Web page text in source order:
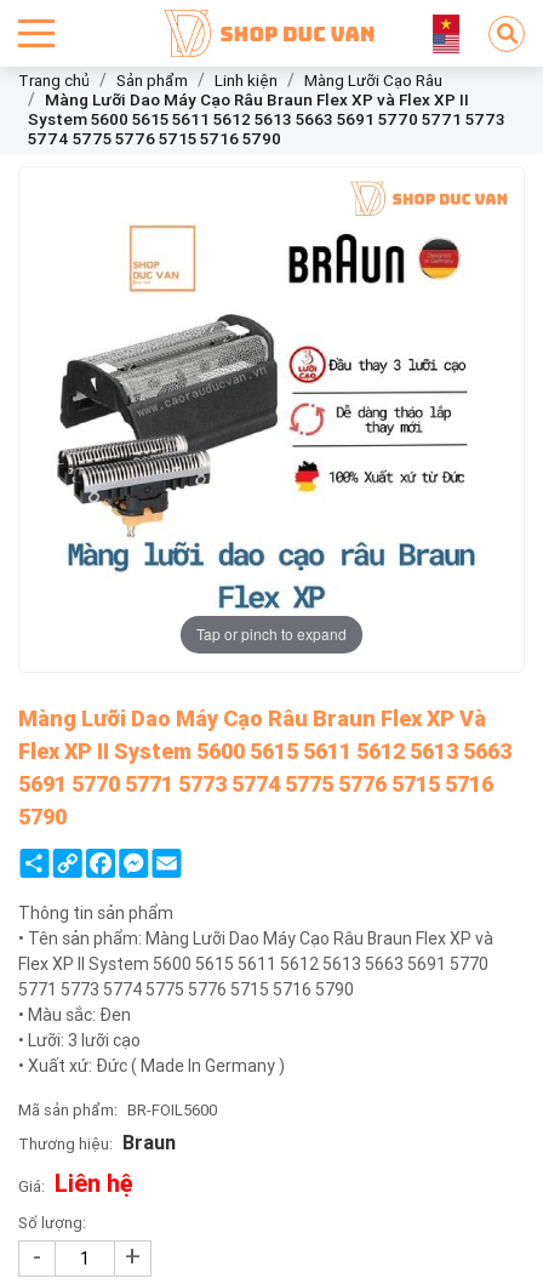
Trang chủ Sản phẩm Linh kiện
Màng Lưỡi Cạo Râu
Màng Lưỡi Dao Máy Cạo Râu Braun Flex XP và Flex XP II
System 5600 5615 5611 5612 5613 5663 5691 5770 5771 5773
5774 5775 5776 5715 5716 5790
Tap or pinch to expand
Màng Lưỡi Dao Máy Cạo Râu Braun Flex XP Và
Flex XP II System 5600 5615 5611 5612 5613 5663
5691 5770 5771 5773 5774 5775 5776 5715 5716
5790
ShareCopy
Link
FacebookMessenger
Email
Thông tin sản phẩm
• Tên sản phẩm: Màng Lưỡi Dao Máy Cạo Râu Braun Flex XP và
Flex XP II System 5600 5615 5611 5612 5613 5663 5691 5770
5771 5773 5774 5775 5776 5715 5716 5790
• Màu sắc: Đen
• Lưỡi: 3 lưỡi cạo
• Xuất xứ: Đức ( Made In Germany )
Mã sản phẩm: BR-FOIL5600
Thương hiệu: Braun
Giá: Liên hệ
Số lượng:
- +